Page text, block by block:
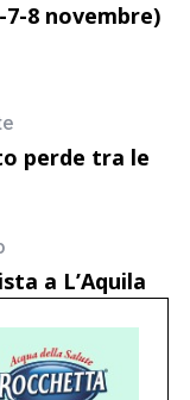
8 novembre)
perde tra le
a L’Aquila